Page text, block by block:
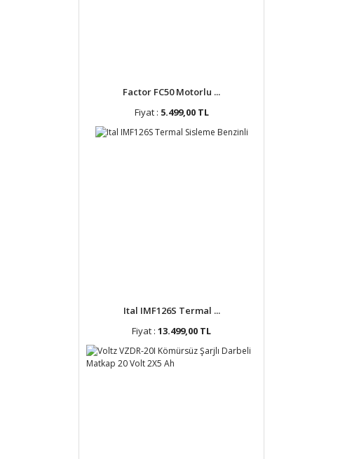
Factor FC50 Motorlu ...
Fiyat : 5.499,00 TL
Ital IMF126S Termal ...
Fiyat : 13.499,00 TL